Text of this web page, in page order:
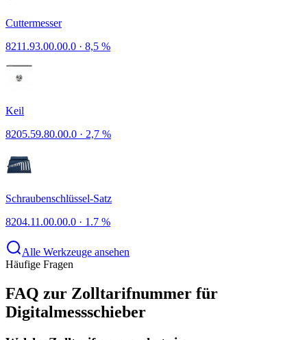
Cuttermesser
8211.93.00.00.0 · 8,5 %
Keil
8205.59.80.00.0 · 2,7 %
Schraubenschlüssel-Satz
8204.11.00.00.0 · 1.7 %
Alle Werkzeuge ansehen
Häufige Fragen
FAQ zur Zolltarifnummer für
Digitalmessschieber